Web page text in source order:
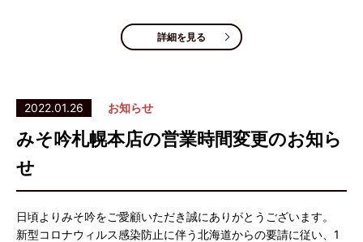
詳細を見る
2022.01.26 お知らせ
みそ吟札幌本店の営業時間変更のお知ら
せ
日頃よりみそ吟をご愛顧いただき誠にありがとうございます。
新型コロナウィルス感染防止に伴う北海道からの要請に従い、1